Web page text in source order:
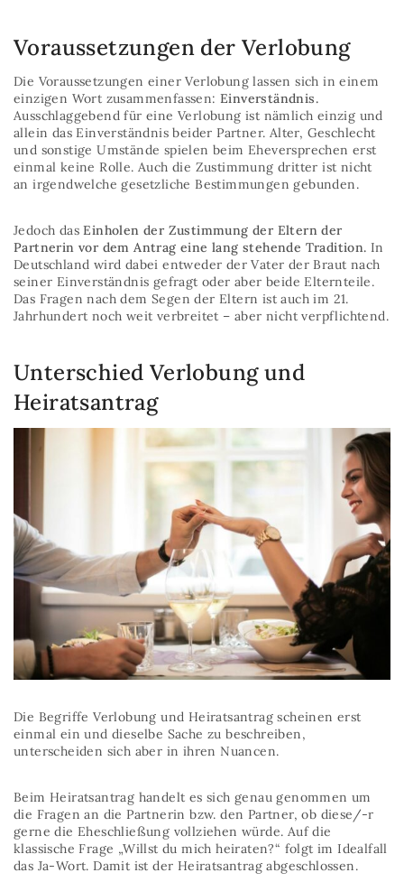
Voraussetzungen der Verlobung
Die Voraussetzungen einer Verlobung lassen sich in einem
einzigen Wort zusammenfassen: Einverständnis.
Ausschlaggebend für eine Verlobung ist nämlich einzig und
allein das Einverständnis beider Partner. Alter, Geschlecht
und sonstige Umstände spielen beim Eheversprechen erst
einmal keine Rolle. Auch die Zustimmung dritter ist nicht
an irgendwelche gesetzliche Bestimmungen gebunden.
Jedoch dasEinholen der Zustimmung der Eltern der
Partnerin vor dem Antrag eine lang stehende Tradition. In
Deutschland wird dabei entweder der Vater der Braut nach
seiner Einverständnis gefragt oder aber beide Elternteile.
Das Fragen nach dem Segen der Eltern ist auch im 21.
Jahrhundert noch weit verbreitet – aber nicht verpflichtend.
Unterschied Verlobung und
Heiratsantrag
Die Begriffe Verlobung und Heiratsantrag scheinen erst
einmal ein und dieselbe Sache zu beschreiben,
unterscheiden sich aber in ihren Nuancen.
Beim Heiratsantrag handelt es sich genau genommen um
die Fragen an die Partnerin bzw. den Partner, ob diese/-r
gerne die Eheschließung vollziehen würde. Auf die
klassische Frage „Willst du mich heiraten?“ folgt im Idealfall
das Ja-Wort. Damit ist der Heiratsantrag abgeschlossen.